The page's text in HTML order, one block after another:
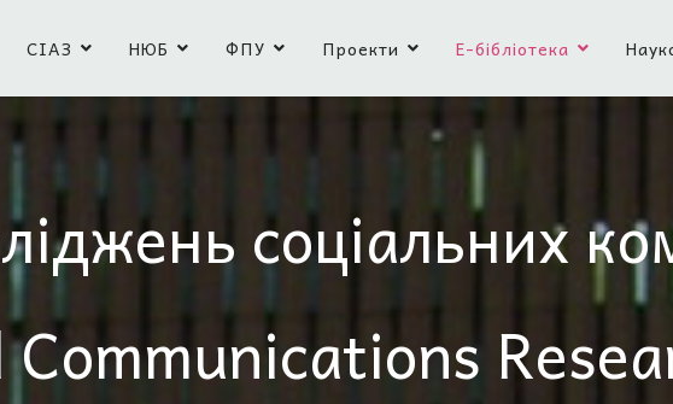
СІАЗ НЮБ ФПУ Проекти Е-бібліотека
соціальних
Communications